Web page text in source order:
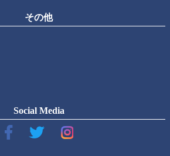
その他
Social Media